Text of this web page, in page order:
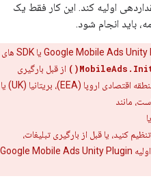
اولیه کند. این کار فقط یک
انجام شود.
Google Mobile Ads
یا SDK های
از قبل بارگیری
شوند. اگر نیاز به کسب رضایت از کاربران در منطقه اقتصادی اروپا (EEA)، بریتانیا (UK) یا
کنید، یا قبل از بارگیری تبلیغات،
Google Mobile Ads Unity Plugin